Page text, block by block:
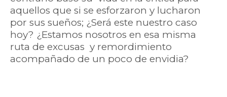
aquellos que si se esforzaron y lucharon
por sus sueños; ¿Será este nuestro caso
hoy? ¿Estamos nosotros en esa misma
ruta de excusas y remordimiento
acompañado de un poco de envidia?